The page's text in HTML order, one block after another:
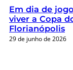
Em dia de
viver a Copa
Florianópolis
29 de junho de 2026